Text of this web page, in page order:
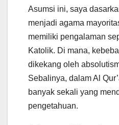
Asumsi ini, saya
menjadi agama
memiliki pengalaman
Katolik. Di mana,
dikekang oleh
Sebalinya, dalam Al
banyak sekali yang
pengetahuan.